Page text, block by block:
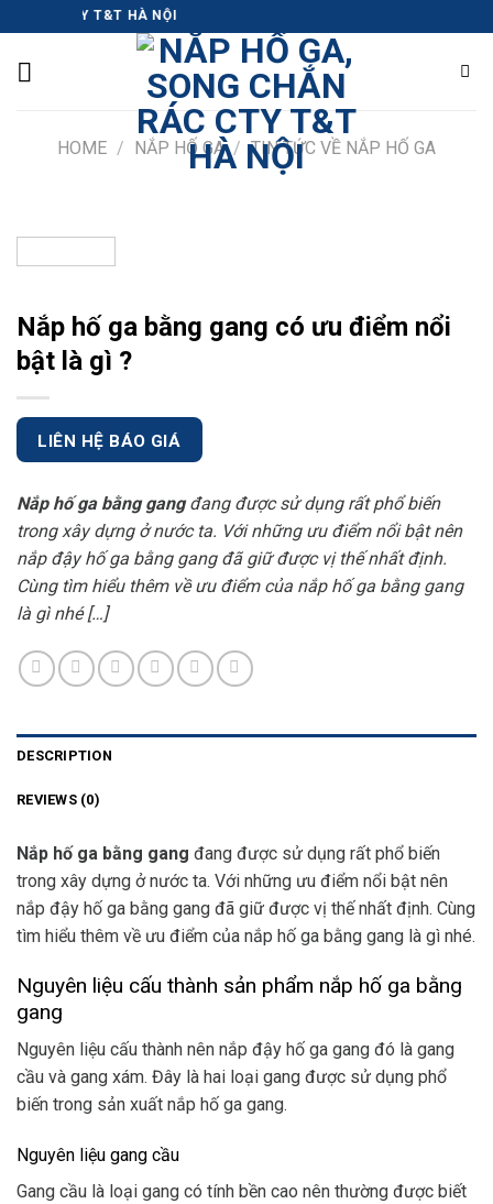
content
CTY T&T HÀ NỘI
HOME / NẮP HỐ GA / TIN TỨC VỀ NẮP HỐ GA
Nắp hố ga bằng gang có ưu điểm nổi
bật là gì ?
LIÊN HỆ BÁO GIÁ
Nắp hố ga bằng gangđang được sử dụng rất phổ biến
trong xây dựng ở nước ta. Với những ưu điểm nổi bật nên
nắp đậy hố ga bằng gang đã giữ được vị thế nhất định.
Cùng tìm hiểu thêm về ưu điểm của nắp hố ga bằng gang
là gì nhé […]
DESCRIPTION
REVIEWS (0)
Nắp hố ga bằng gang đang được sử dụng rất phổ biến
trong xây dựng ở nước ta. Với những ưu điểm nổi bật nên
nắp đậy hố ga bằng gang đã giữ được vị thế nhất định. Cùng
tìm hiểu thêm về ưu điểm của nắp hố ga bằng gang là gì nhé.
Nguyên liệu cấu thành sản phẩm nắp hố ga bằng
gang
Nguyên liệu cấu thành nên nắp đậy hố ga gang đó là gang
cầu và gang xám. Đây là hai loại gang được sử dụng phổ
biến trong sản xuất nắp hố ga gang.
Nguyên liệu gang cầu
Gang cầu là loại gang có tính bền cao nên thường được biết